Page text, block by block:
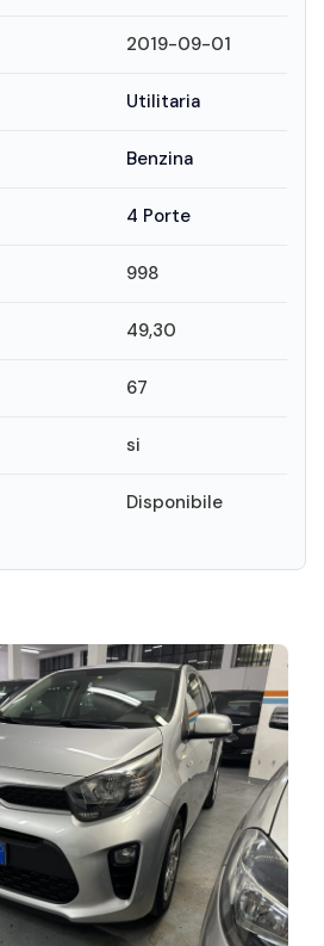
2019-09-01
Utilitaria
Benzina
4 Porte
998
49,30
67
si
Disponibile